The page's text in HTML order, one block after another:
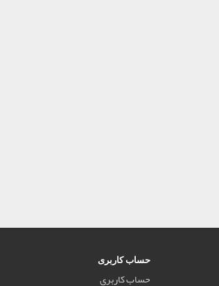
حساب کاربری
حساب کاربری